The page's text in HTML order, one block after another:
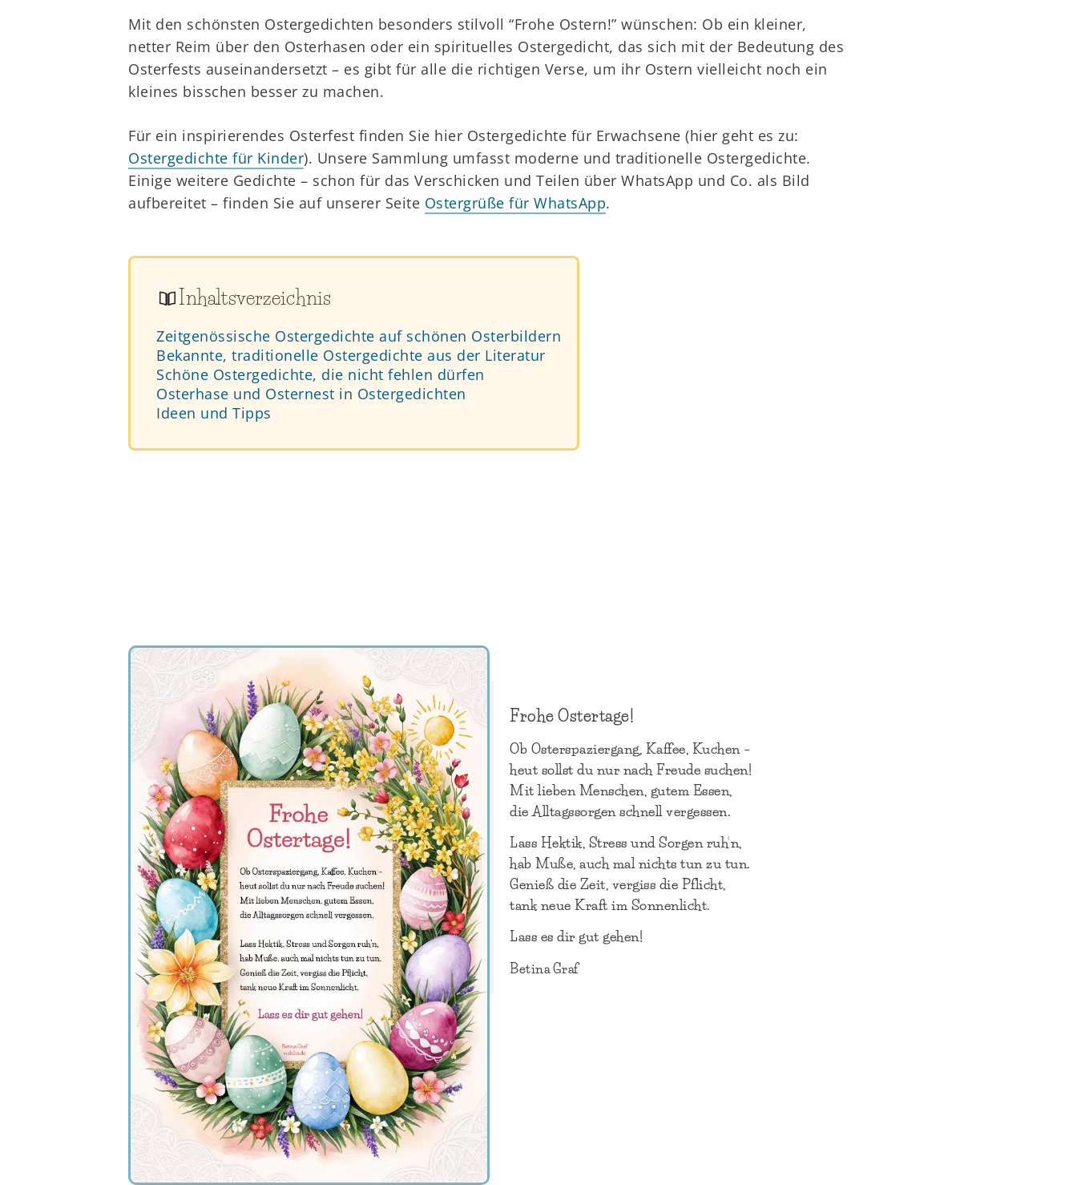
Mit den schönsten Ostergedichten besonders stilvoll “Frohe Ostern!” wünschen: Ob ein kleiner,
netter Reim über den Osterhasen oder ein spirituelles Ostergedicht, das sich mit der Bedeutung des
Osterfests auseinandersetzt – es gibt für alle die richtigen Verse, um ihr Ostern vielleicht noch ein
kleines bisschen besser zu machen.
Für ein inspirierendes Osterfest finden Sie hier Ostergedichte für Erwachsene (hier geht es zu:
Ostergedichte für Kinder). Unsere Sammlung umfasst moderne und traditionelle Ostergedichte.
Einige weitere Gedichte – schon für das Verschicken und Teilen über WhatsApp und Co. als Bild
aufbereitet – finden Sie auf unserer Seite Ostergrüße für WhatsApp.
Inhaltsverzeichnis
Zeitgenössische Ostergedichte auf schönen Osterbildern
Bekannte, traditionelle Ostergedichte aus der Literatur
Schöne Ostergedichte, die nicht fehlen dürfen
Osterhase und Osternest in Ostergedichten
Ideen und Tipps
Frohe Ostertage!
Ob Osterspaziergang, Kaffee, Kuchen –
heut sollst du nur nach Freude suchen!
Mit lieben Menschen, gutem Essen,
die Alltagssorgen schnell vergessen.
Lass Hektik, Stress und Sorgen ruh’n,
hab Muße, auch mal nichts tun zu tun.
Genieß die Zeit, vergiss die Pflicht,
tank neue Kraft im Sonnenlicht.
Lass es dir gut gehen!
Betina Graf